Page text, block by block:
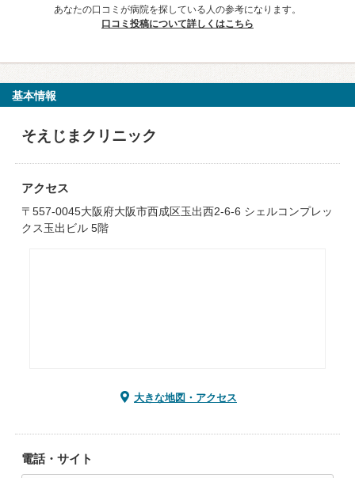
あなたの口コミが病院を探している人の参考になります。
口コミ投稿について詳しくはこちら
基本情報
そえじまクリニック
アクセス
〒557-0045大阪府大阪市西成区玉出西2-6-6 シェルコンプレッ
クス玉出ビル 5階
大きな地図・アクセス
電話・サイト